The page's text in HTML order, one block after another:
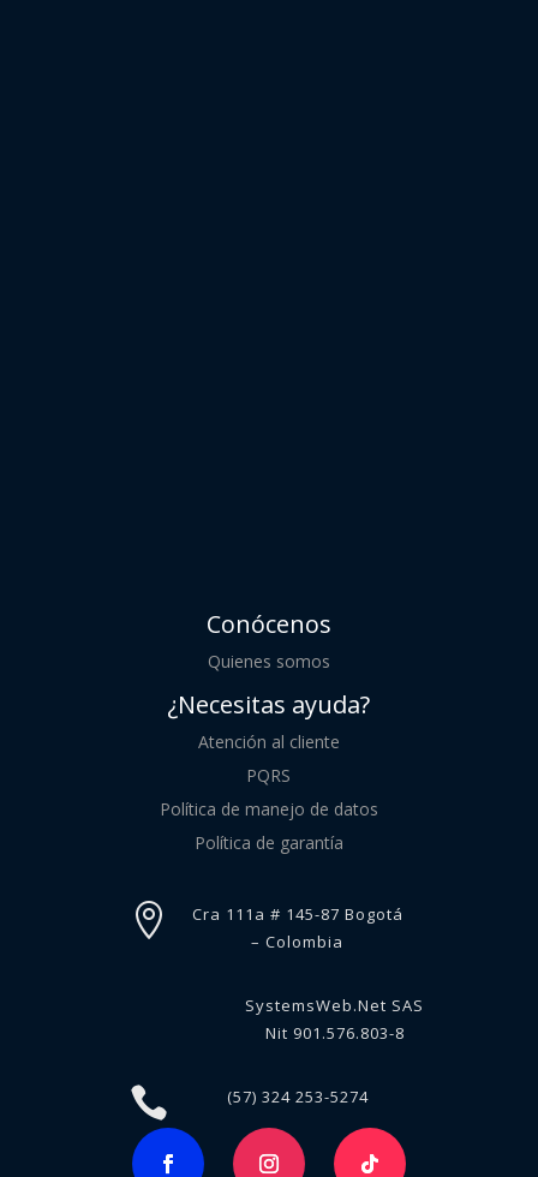
Conócenos
Quienes somos
¿Necesitas ayuda?
Atención al cliente
PQRS
Política de manejo de datos
Política de garantía

Cra 111a # 145-87 Bogotá
– Colombia
SystemsWeb.Net SAS
Nit 901.576.803-8
 (57) 324 253-5274